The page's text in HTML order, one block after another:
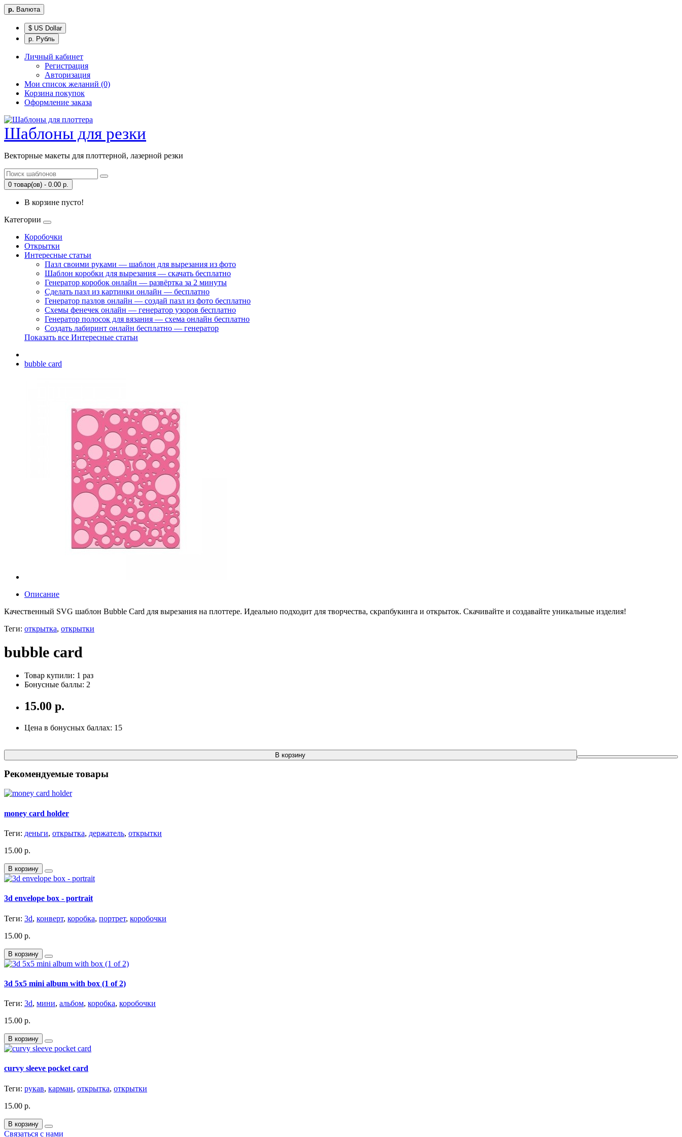
р. Валюта
$ US Dollar
р. Рубль
Личный кабинет
Регистрация
Авторизация
Мои список желаний (0)
Корзина покупок
Оформление заказа
Шаблоны для резки
Векторные макеты для плоттерной, лазерной резки
0 товар(ов) - 0.00 р.
В корзине пусто!
Категории
Коробочки
Открытки
Интересные статьи
Пазл своими руками — шаблон для вырезания из фото
Шаблон коробки для вырезания — скачать бесплатно
Генератор коробок онлайн — развёртка за 2 минуты
Сделать пазл из картинки онлайн — бесплатно
Генератор пазлов онлайн — создай пазл из фото бесплатно
Схемы фенечек онлайн — генератор узоров бесплатно
Генератор полосок для вязания — схема онлайн бесплатно
Создать лабиринт онлайн бесплатно — генератор
Показать все Интересные статьи
bubble card
Описание
Качественный SVG шаблон Bubble Card для вырезания на плоттере. Идеально подходит для творчества, скрапбукинга и открыток. Скачивайте и создавайте уникальные изделия!
Теги: открытка, открытки
bubble card
Товар купили: 1 раз
Бонусные баллы: 2
15.00 р.
Цена в бонусных баллах: 15
В корзину
Рекомендуемые товары
money card holder
Теги: деньги, открытка, держатель, открытки
15.00 р.
В корзину
3d envelope box - portrait
Теги: 3d, конверт, коробка, портрет, коробочки
15.00 р.
В корзину
3d 5x5 mini album with box (1 of 2)
Теги: 3d, мини, альбом, коробка, коробочки
15.00 р.
В корзину
curvy sleeve pocket card
Теги: рукав, карман, открытка, открытки
15.00 р.
В корзину
Связаться с нами